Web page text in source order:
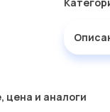
цена и аналоги